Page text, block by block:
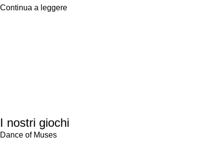
Continua a leggere
I nostri giochi
Dance of Muses